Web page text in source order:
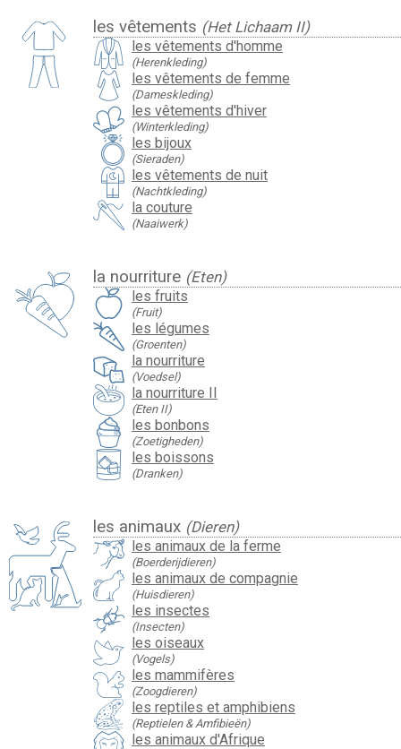
les vêtements (Het Lichaam II)
les vêtements d'homme
(Herenkleding)
les vêtements de femme
(Dameskleding)
les vêtements d'hiver
(Winterkleding)
les bijoux
(Sieraden)
les vêtements de nuit
(Nachtkleding)
la couture
(Naaiwerk)
la nourriture (Eten)
les fruits
(Fruit)
les légumes
(Groenten)
la nourriture
(Voedsel)
la nourriture II
(Eten II)
les bonbons
(Zoetigheden)
les boissons
(Dranken)
les animaux (Dieren)
les animaux de la ferme
(Boerderijdieren)
les animaux de compagnie
(Huisdieren)
les insectes
(Insecten)
les oiseaux
(Vogels)
les mammifères
(Zoogdieren)
les reptiles et amphibiens
(Reptielen & Amfibieën)
les animaux d'Afrique